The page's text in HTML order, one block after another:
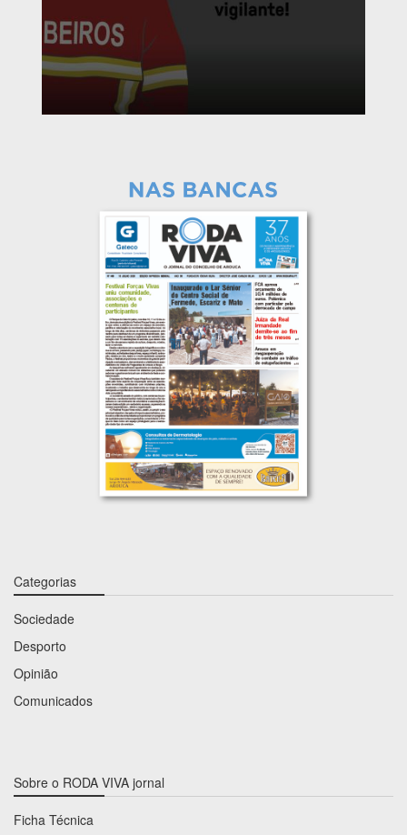
Categorias
Sociedade
Desporto
Opinião
Comunicados
Sobre o RODA VIVA jornal
Ficha Técnica